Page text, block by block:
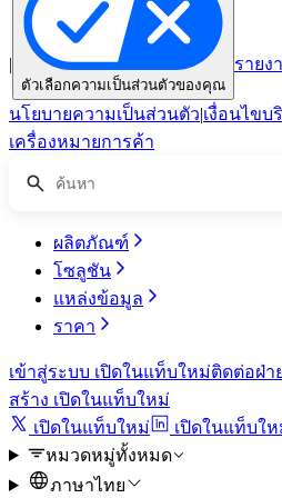
|
ตัวเลือกความเป็นส่วนตัวของคุณ
ราย
นโยบายความเป็นส่วนตัว|เงื่อนไขบ
เครื่องหมายการค้า
ผลิตภัณฑ์
โซลูชัน
แหล่งข้อมูล
ราคา
เข้าสู่ระบบ เปิดในแท็บใหม่ติดต่อฝ่า
สร้าง เปิดในแท็บใหม่
เปิดในแท็บใหม่
เปิดในแท็บใ
หมวดหมู่ทั้งหมด
ภาษาไทย